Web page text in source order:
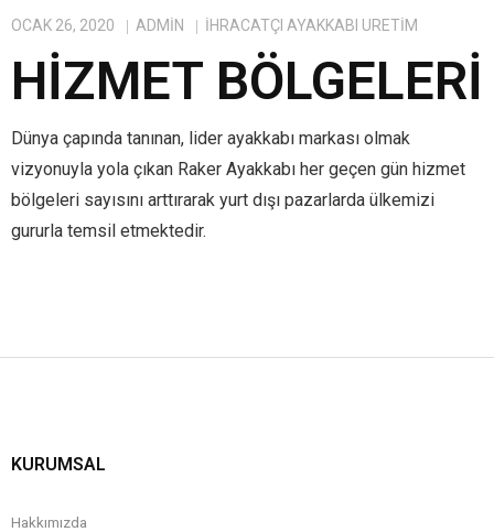
OCAK 26, 2020 ADMIN IHRACATÇI AYAKKABI ÜRETIM
HIZMET BÖLGELERI
Dünya çapında tanınan, lider ayakkabı markası olmak
vizyonuyla yola çıkan Raker Ayakkabı her geçen gün hizmet
bölgeleri sayısını arttırarak yurt dışı pazarlarda ülkemizi
gururla temsil etmektedir.
KURUMSAL
Hakkımızda